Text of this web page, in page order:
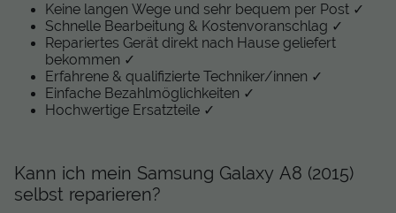
Keine langen Wege und sehr bequem per Post ✓
Schnelle Bearbeitung & Kostenvoranschlag ✓
Repariertes Gerät direkt nach Hause geliefert
bekommen ✓
Erfahrene & qualifizierte Techniker/innen ✓
Einfache Bezahlmöglichkeiten ✓
Hochwertige Ersatzteile ✓
Kann ich mein Samsung Galaxy A8 (2015)
selbst reparieren?